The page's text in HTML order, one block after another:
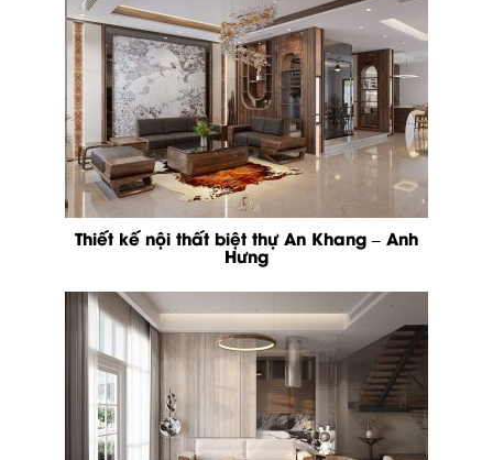
Thiết kế nội thất biệt thự An Khang – Anh
Hưng